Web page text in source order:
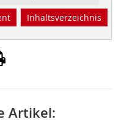
Inhaltsverzeichnis
Artikel: